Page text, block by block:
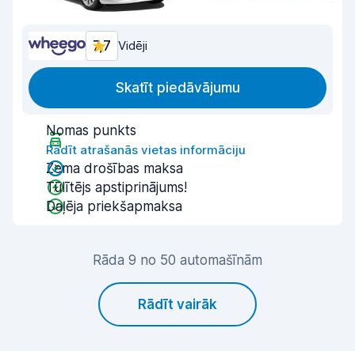
7,7 Vidēji
Skatīt piedāvājumu
Nomas punkts
Rādīt atrašanās vietas informāciju
Zema drošības maksa
Tūlītējs apstiprinājums!
Daļēja priekšapmaksa
Rāda 9 no 50 automašīnām
Rādīt vairāk